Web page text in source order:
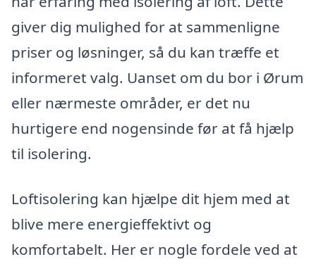
giver dig mulighed for at sammenligne
priser og løsninger, så du kan træffe et
informeret valg. Uanset om du bor i Ørum
eller nærmeste områder, er det nu
hurtigere end nogensinde før at få hjælp
til isolering.
Loftisolering kan hjælpe dit hjem med at
blive mere energieffektivt og
komfortabelt. Her er nogle fordele ved at